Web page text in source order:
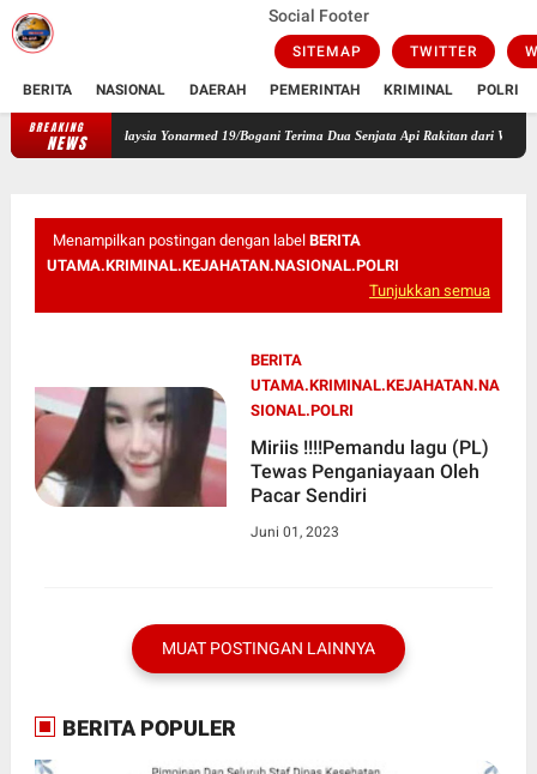
Social Footer
SITEMAP TWITTER
BERITA NASIONAL DAERAH PEMERINTAH KRIMINAL POLRI
BREAKING
NEWS
RI-Malaysia Yonarmed 19/Bogani Terima Dua Senjata Api Rakitan dari Warga
Menampilkan postingan dengan label BERITA
UTAMA.KRIMINAL.KEJAHATAN.NASIONAL.POLRI
Tunjukkan semua
BERITA
UTAMA.KRIMINAL.KEJAHATAN.NA
SIONAL.POLRI
Miriis !!!!Pemandu lagu (PL)
Tewas Penganiayaan Oleh
Pacar Sendiri
Juni 01, 2023
MUAT POSTINGAN LAINNYA
BERITA POPULER